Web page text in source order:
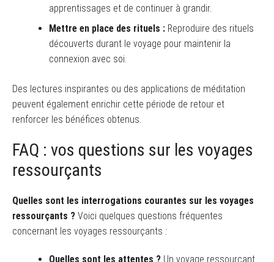
apprentissages et de continuer à grandir.
Mettre en place des rituels : Reproduire des rituels
découverts durant le voyage pour maintenir la
connexion avec soi.
Des lectures inspirantes ou des applications de méditation
peuvent également enrichir cette période de retour et
renforcer les bénéfices obtenus.
FAQ : vos questions sur les voyages
ressourçants
Quelles sont les interrogations courantes sur les voyages
ressourçants ? Voici quelques questions fréquentes
concernant les voyages ressourçants :
Quelles sont les attentes ? Un voyage ressourçant